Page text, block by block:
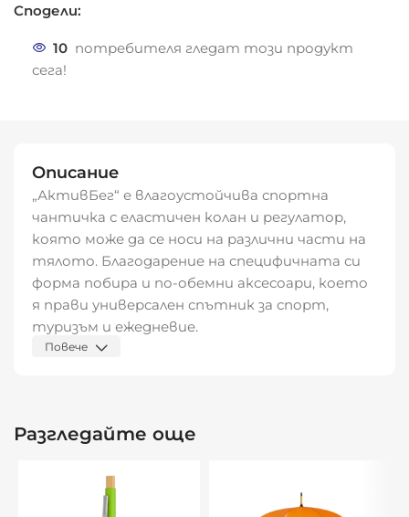
Сподели:
10 потребителя гледат този продукт
сега!
Описание
„АктивБег“ е влагоустойчива спортна
чантичка с еластичен колан и регулатор,
която може да се носи на различни части на
тялото. Благодарение на специфичната си
форма побира и по-обемни аксесоари, което
я прави универсален спътник за спорт,
туризъм и ежедневие.
разходки в тъмната част на деня.
Характеристики:
Материал: 100% полиестер
Повече
Разгледайте още